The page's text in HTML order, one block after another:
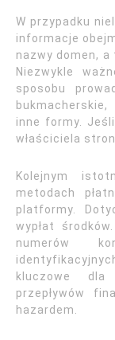
W przypadku
informacje
nazwy domen, a
Niezwykle
sposobu
inne formy.
właściciela
Kolejnym
metodach
platformy.
wypłat
numerów
kluczowe
przepływów
hazardem.